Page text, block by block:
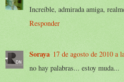
Increíble, admirada amiga,
Responder
Soraya 17 de agosto de 2010 a
no hay palabras... estoy muda...